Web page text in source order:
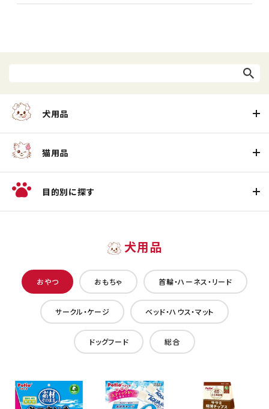
犬用品
猫用品
目的別に探す
犬用品
おやつ おもちゃ 首輪・ハーネス・リード
サークル・ケージ ベッド・ハウス・マット
ドッグフード 総合